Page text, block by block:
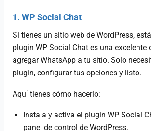
1. WP Social Chat
Si tienes un sitio web de WordPress,
plugin WP Social Chat es una excelente
agregar WhatsApp a tu sitio. Solo
plugin, configurar tus opciones y listo.
Aquí tienes cómo hacerlo:
Instala y activa el plugin WP Social
panel de control de WordPress.